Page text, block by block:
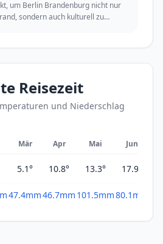
um Berlin Brandenburg nicht nur
sondern auch kulturell zu
Reisezeit
und Niederschlag
Mär Apr Mai Jun
5.1° 10.8° 13.3° 17.9°
47.4mm46.7mm 101.5mm80.1mm